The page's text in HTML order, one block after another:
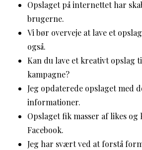
Opslaget på internettet har
brugerne.
Vi bør overveje at lave et
også.
Kan du lave et kreativt opslag
kampagne?
Jeg opdaterede opslaget med
informationer.
Opslaget fik masser af likes
Facebook.
Jeg har svært ved at forstå